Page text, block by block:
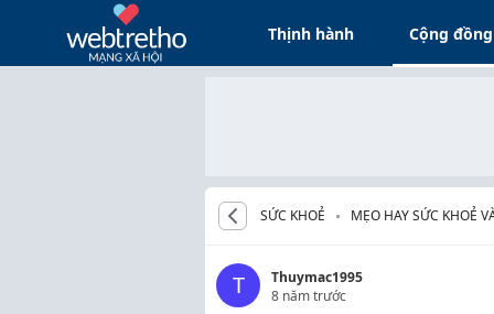
Thịnh hành Cộng đồng
SỨC KHOẺ MẸO HAY SỨC KHOẺ
T
Thuymac1995
8 năm trước